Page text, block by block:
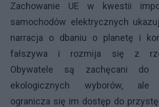
Zachowanie UE w kwestii
samochodów elektrycznych
narracja o dbaniu o planetę i
fałszywa i rozmija się z
Obywatele są zachęcani do
ekologicznych wyborów, ale
ogranicza się im dostęp do